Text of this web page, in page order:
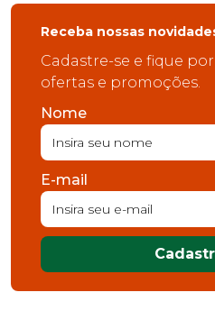
Receba nossas
Cadastre-se e fique
ofertas e promoções.
Nome
E-mail